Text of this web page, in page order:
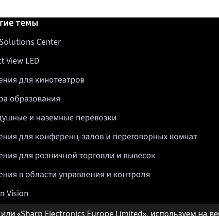
темы
Center
View LED
для кинотеатров
образования
и наземные перевозки
для конференц-залов и переговорных комнат
для розничной торговли и вывесок
в области управления и контроля
Vision
«Sharp Electronics Europe Limited», используем на